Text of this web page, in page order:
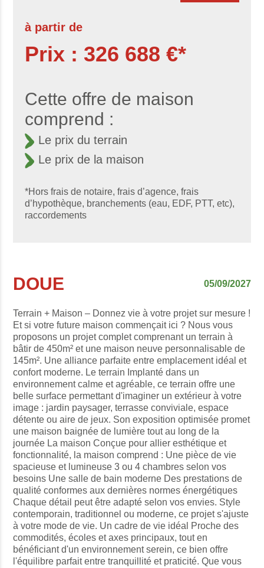
DOUE 05/09/2027
Terrain + Maison – Donnez vie à votre projet sur mesure !
Et si votre future maison commençait ici ? Nous vous
proposons un projet complet comprenant un terrain à
bâtir de 450m² et une maison neuve personnalisable de
145m². Une alliance parfaite entre emplacement idéal et
confort moderne. Le terrain Implanté dans un
environnement calme et agréable, ce terrain offre une
belle surface permettant d'imaginer un extérieur à votre
image : jardin paysager, terrasse conviviale, espace
détente ou aire de jeux. Son exposition optimisée promet
une maison baignée de lumière tout au long de la
journée La maison Conçue pour allier esthétique et
fonctionnalité, la maison comprend : Une pièce de vie
spacieuse et lumineuse 3 ou 4 chambres selon vos
besoins Une salle de bain moderne Des prestations de
qualité conformes aux dernières normes énergétiques
Chaque détail peut être adapté selon vos envies. Style
contemporain, traditionnel ou moderne, ce projet s'ajuste
à votre mode de vie. Un cadre de vie idéal Proche des
commodités, écoles et axes principaux, tout en
bénéficiant d'un environnement serein, ce bien offre
l'équilibre parfait entre tranquillité et praticité. Que vous
à partir de
Prix : 326 688 €*
Cette offre de maison
comprend :
Le prix du terrain
Le prix de la maison
*Hors frais de notaire, frais d’agence, frais
d’hypothèque, branchements (eau, EDF, PTT, etc),
raccordements